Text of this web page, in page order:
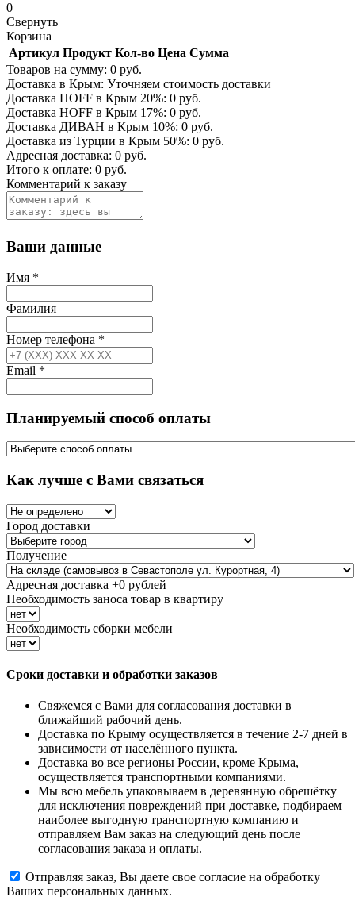
0
Свернуть
Корзина
Артикул Продукт Кол-во Цена Сумма
Товаров на сумму: 0 руб.
Доставка в Крым: Уточняем стоимость доставки
Доставка HOFF в Крым 20%: 0 руб.
Доставка HOFF в Крым 17%: 0 руб.
Доставка ДИВАН в Крым 10%: 0 руб.
Доставка из Турции в Крым 50%: 0 руб.
Адресная доставка: 0 руб.
Итого к оплате: 0 руб.
Комментарий к заказу
Ваши данные
Имя *
Фамилия
Номер телефона *
Email *
Планируемый способ оплаты
Как лучше с Вами связаться
Город доставки
Получение
Адресная доставка +0 рублей
Необходимость заноса товар в квартиру
Необходимость сборки мебели
Сроки доставки и обработки заказов
Свяжемся с Вами для согласования доставки в
ближайший рабочий день.
Доставка по Крыму осуществляется в течение 2-7 дней в
зависимости от населённого пункта.
Доставка во все регионы России, кроме Крыма,
осуществляется транспортными компаниями.
Мы всю мебель упаковываем в деревянную обрешётку
для исключения повреждений при доставке, подбираем
наиболее выгодную транспортную компанию и
отправляем Вам заказ на следующий день после
согласования заказа и оплаты.
Отправляя заказ, Вы даете свое согласие на обработку
Ваших персональных данных.